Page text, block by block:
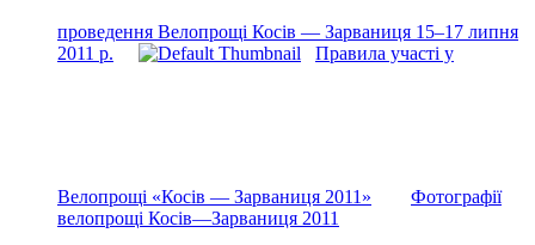
проведення Велопрощі Косів — Зарваниця 15–17 липня
2011 р.
Правила участі у
Велопрощі «Косів — Зарваниця 2011»
Фотографії
велопрощі Косів—Зарваниця 2011